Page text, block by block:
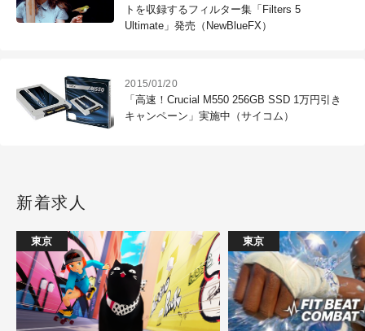
トを収録するフィルター集「Filters 5
Ultimate」発売（NewBlueFX）
2015/01/20
「高速！Crucial M550 256GB SSD 1万円引き
キャンペーン」実施中（サイコム）
新着求人
東京 東京